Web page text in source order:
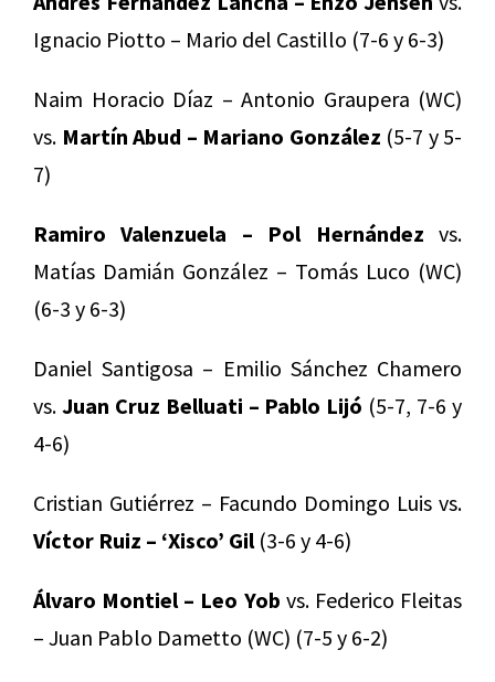
Ignacio Piotto – Mario del Castillo (7-6 y 6-3)
Naim Horacio Díaz – Antonio Graupera (WC)
vs. Martín Abud – Mariano González (5-7 y 5-
7)
Ramiro Valenzuela – Pol Hernández vs.
Matías Damián González – Tomás Luco (WC)
(6-3 y 6-3)
Daniel Santigosa – Emilio Sánchez Chamero
vs. Juan Cruz Belluati – Pablo Lijó (5-7, 7-6 y
4-6)
Cristian Gutiérrez – Facundo Domingo Luis vs.
Víctor Ruiz – ‘Xisco’ Gil(3-6 y 4-6)
Álvaro Montiel – Leo Yob vs. Federico Fleitas
– Juan Pablo Dametto (WC) (7-5 y 6-2)